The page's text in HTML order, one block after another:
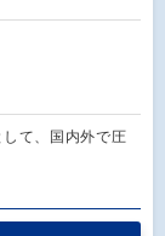
て、国内外で圧